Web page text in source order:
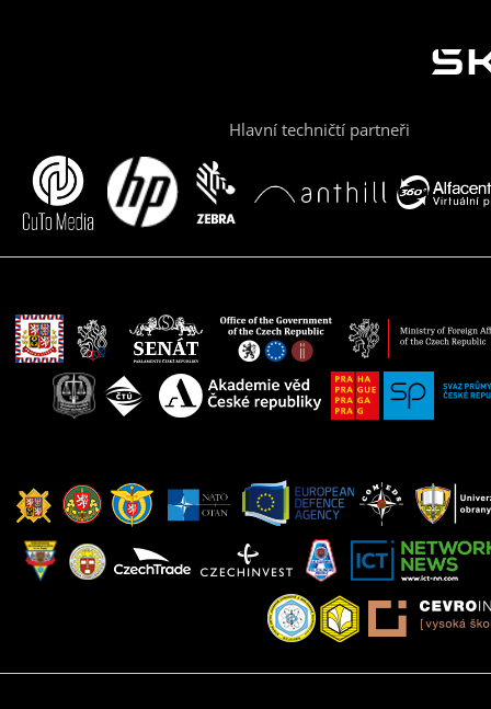
Hlavní techničtí partneři